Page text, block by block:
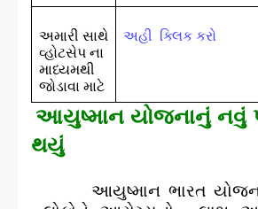
અમારી સાથે
વ્હોટસેપ ના
માધ્યમથી
જોડાવા માટે
અહી ક્લિક કરો
આયુષ્માન યોજનાનું નવું
થયું
આયુષ્માન ભારત યોજના